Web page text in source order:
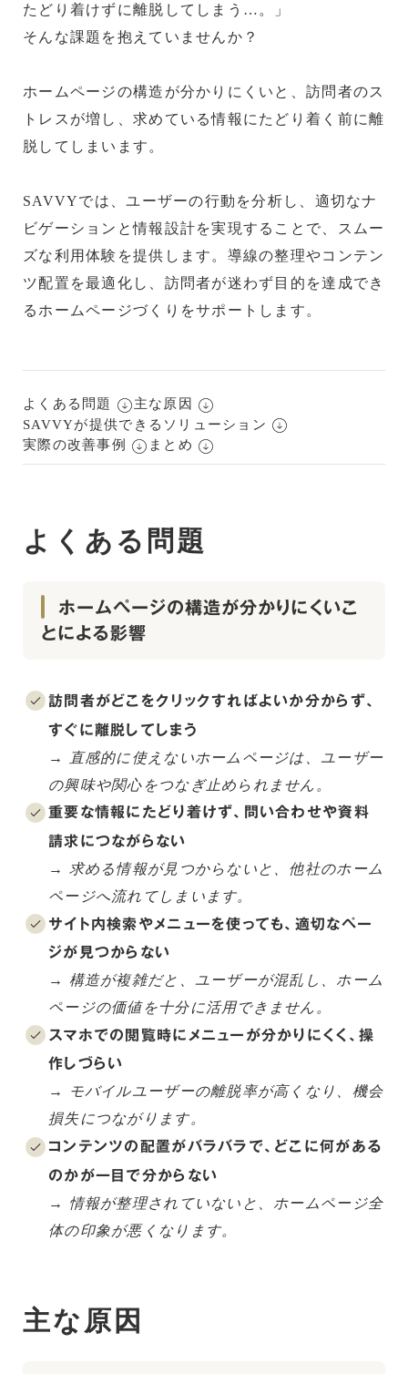
たどり着けずに離脱してしまう…。」
そんな課題を抱えていませんか？
ホームページの構造が分かりにくいと、訪問者のス
トレスが増し、求めている情報にたどり着く前に離
脱してしまいます。
SAVVYでは、ユーザーの行動を分析し、適切なナ
ビゲーションと情報設計を実現することで、スムー
ズな利用体験を提供します。導線の整理やコンテン
ツ配置を最適化し、訪問者が迷わず目的を達成でき
るホームページづくりをサポートします。
よくある問題
主な原因
SAVVYが提供できるソリューション
実際の改善事例
まとめ
よくある問題
ホームページの構造が分かりにくいこ
とによる影響
訪問者がどこをクリックすればよいか分からず、
すぐに離脱してしまう
→ 直感的に使えないホームページは、ユーザー
の興味や関心をつなぎ止められません。
重要な情報にたどり着けず、問い合わせや資料
請求につながらない
→ 求める情報が見つからないと、他社のホーム
ページへ流れてしまいます。
サイト内検索やメニューを使っても、適切なペー
ジが見つからない
→ 構造が複雑だと、ユーザーが混乱し、ホーム
ページの価値を十分に活用できません。
スマホでの閲覧時にメニューが分かりにくく、操
作しづらい
→ モバイルユーザーの離脱率が高くなり、機会
損失につながります。
コンテンツの配置がバラバラで、どこに何がある
のかが一目で分からない
→ 情報が整理されていないと、ホームページ全
体の印象が悪くなります。
主な原因